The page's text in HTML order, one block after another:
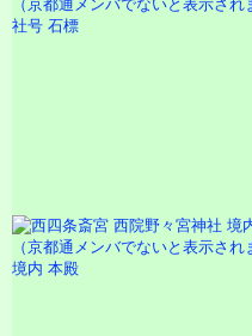
社号 石標
境内 本殿